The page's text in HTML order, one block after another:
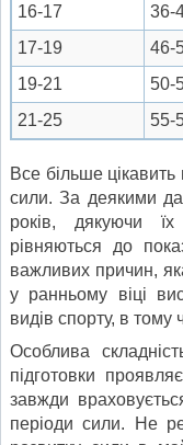
16-17
36-
17-19
46-
19-21
50-
21-25
55-
Все більше цікавить
сили. За деякими
років, дякуючи їх
рівняються до
важливих причин,
у ранньому віці
видів спорту, в
Особлива
підготовки
завжди
періоди сили. Не